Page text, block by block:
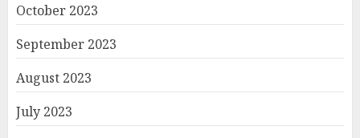
October 2023
September 2023
August 2023
July 2023